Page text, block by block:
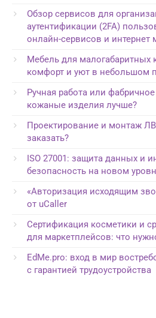
Обзор сервисов для
аутентификации (2FA)
онлайн-сервисов и интернет
Мебель для малогабаритных
комфорт и уют в небольшом
Ручная работа или
кожаные изделия лучше?
Проектирование и монтаж
заказать?
ISO 27001: защита данных и
безопасность на новом
«Авторизация исходящим
от uCaller
Сертификация косметики и
для маркетплейсов: что
EdMe.pro: вход в мир
с гарантией трудоустройства